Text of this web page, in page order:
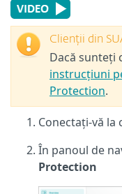
Clienții din
Dacă sunteți
instrucțiuni
Protection.
Conectați-vă la
În panoul de
Protection